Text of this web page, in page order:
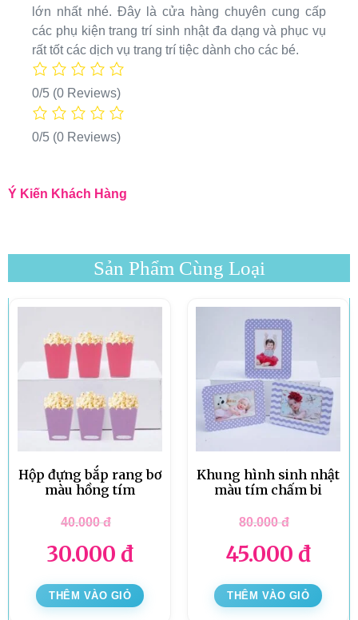
lớn nhất nhé. Đây là cửa hàng chuyên cung cấp
các phụ kiện trang trí sinh nhật đa dạng và phục vụ
rất tốt các dịch vụ trang trí tiệc dành cho các bé.
0/5 (0 Reviews)
0/5 (0 Reviews)
Ý Kiến Khách Hàng
Sản Phẩm Cùng Loại
Hộp đựng bắp rang bơ
màu hồng tím
40.000đ
30.000 đ
THÊM VÀO GIỎ
Khung hình sinh nhật
màu tím chấm bi
80.000đ
45.000 đ
THÊM VÀO GIỎ